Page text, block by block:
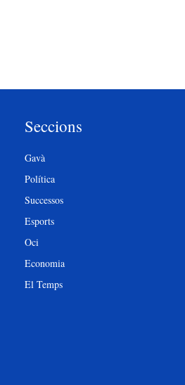
Seccions
Gavà
Política
Successos
Esports
Oci
Economia
El Temps